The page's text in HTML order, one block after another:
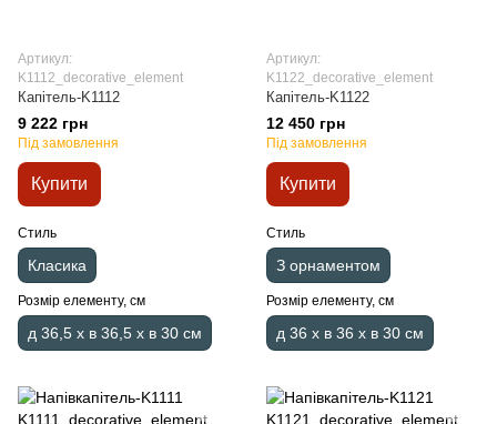
Артикул:
K1112_decorative_element
Капітель-K1112
9 222 грн
Під замовлення
Купити
Стиль
Класика
Розмір елементу, см
д 36,5 x в 36,5 x в 30 см
Артикул:
K1122_decorative_element
Капітель-K1122
12 450 грн
Під замовлення
Купити
Стиль
З орнаментом
Розмір елементу, см
д 36 x в 36 x в 30 см